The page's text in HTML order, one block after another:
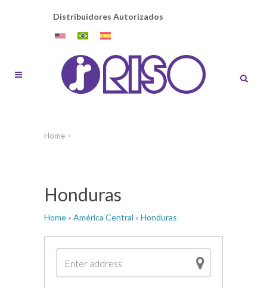
Distribuidores Autorizados
Home >
Honduras
Home » América Central » Honduras